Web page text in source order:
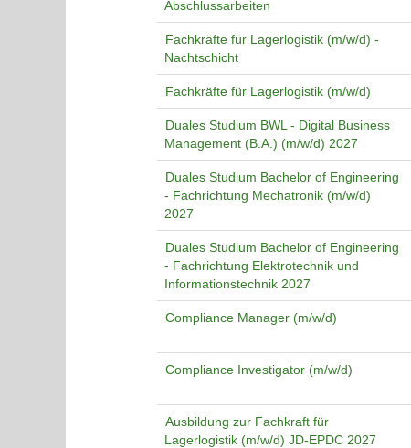
Abschlussarbeiten
Fachkräfte für Lagerlogistik (m/w/d) -
Nachtschicht
Fachkräfte für Lagerlogistik (m/w/d)
Duales Studium BWL - Digital Business
Management (B.A.) (m/w/d) 2027
Duales Studium Bachelor of Engineering
- Fachrichtung Mechatronik (m/w/d)
2027
Duales Studium Bachelor of Engineering
- Fachrichtung Elektrotechnik und
Informationstechnik 2027
Compliance Manager (m/w/d)
Compliance Investigator (m/w/d)
Ausbildung zur Fachkraft für
Lagerlogistik (m/w/d) JD-EPDC 2027